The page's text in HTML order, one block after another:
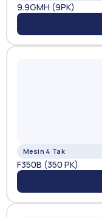
9.9GMH (9PK)
Mesin 4 Tak
F350B (350 PK)